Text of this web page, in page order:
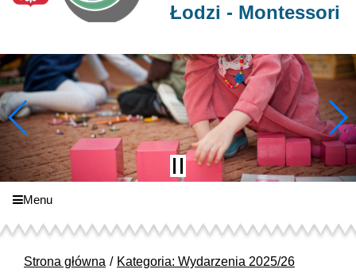
Łodzi - Montessori
Menu
Strona główna
Kategoria: Wydarzenia 2025/26